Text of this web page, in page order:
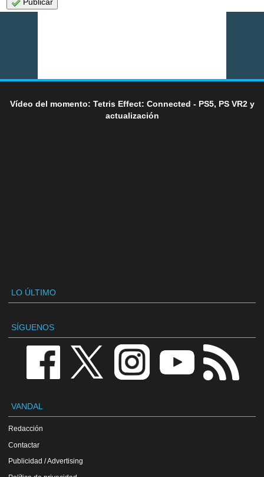
Publicar
Vídeo del momento: Tetris Effect: Connected - PS5, PS VR2 y
actualización
LO ÚLTIMO
SÍGUENOS
VANDAL
Redacción
Contactar
Publicidad / Advertising